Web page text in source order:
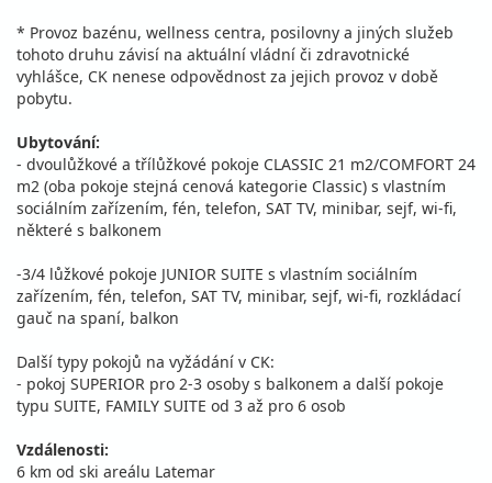
* Provoz bazénu, wellness centra, posilovny a jiných služeb
tohoto druhu závisí na aktuální vládní či zdravotnické
vyhlášce, CK nenese odpovědnost za jejich provoz v době
pobytu.
Ubytování:
- dvoulůžkové a třílůžkové pokoje CLASSIC 21 m2/COMFORT 24
m2 (oba pokoje stejná cenová kategorie Classic) s vlastním
sociálním zařízením, fén, telefon, SAT TV, minibar, sejf, wi-fi,
některé s balkonem
-3/4 lůžkové pokoje JUNIOR SUITE s vlastním sociálním
zařízením, fén, telefon, SAT TV, minibar, sejf, wi-fi, rozkládací
gauč na spaní, balkon
Další typy pokojů na vyžádání v CK:
- pokoj SUPERIOR pro 2-3 osoby s balkonem a další pokoje
typu SUITE, FAMILY SUITE od 3 až pro 6 osob
Vzdálenosti:
6 km od ski areálu Latemar